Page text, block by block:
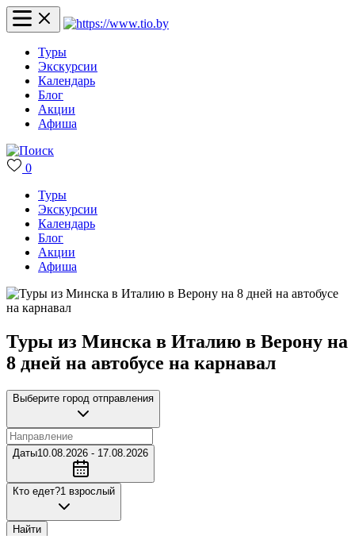
Туры
Экскурсии
Календарь
Блог
Акции
Афиша
0
Туры
Экскурсии
Календарь
Блог
Акции
Афиша
Туры из Минска в Италию в Верону на
8 дней на автобусе на карнавал
Выберите город отправления
Даты10.08.2026 - 17.08.2026
Кто едет?1 взрослый
Найти